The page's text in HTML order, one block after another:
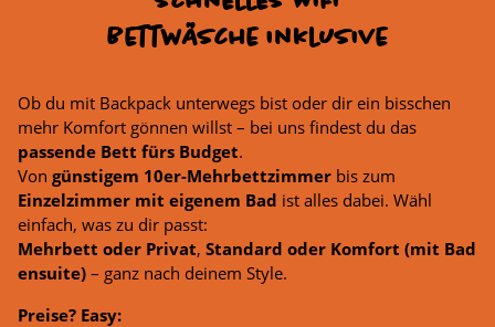
Bettwäsche inklusive
Ob du mit Backpack unterwegs bist oder dir ein bisschen
mehr Komfort gönnen willst – bei uns findest du das
passende Bett fürs Budget.
Von günstigem 10er-Mehrbettzimmer bis zum
Einzelzimmer mit eigenem Bad ist alles dabei. Wähl
einfach, was zu dir passt:
Mehrbett oder Privat, Standard oder Komfort (mit Bad
ensuite) – ganz nach deinem Style.
Preise? Easy: